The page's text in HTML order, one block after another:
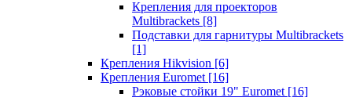
Крепления для проекторов
Multibrackets [8]
Подставки для гарнитуры Multibrackets
[1]
Крепления Hikvision [6]
Крепления Euromet [16]
Рэковые стойки 19" Euromet [16]